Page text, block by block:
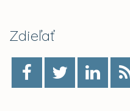
Zdieľať